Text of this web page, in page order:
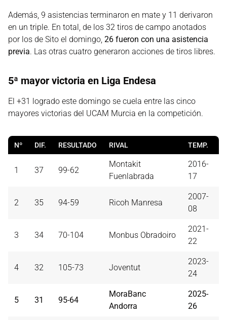
Además, 9 asistencias terminaron en mate y 11 derivaron
en un triple. En total, de los 32 tiros de campo anotados
por los de Sito el domingo, 26 fueron con una asistencia
previa. Las otras cuatro generaron acciones de tiros libres.
5ª mayor victoria en Liga Endesa
El +31 logrado este domingo se cuela entre las cinco
mayores victorias del UCAM Murcia en la competición.
Nº DIF. RESULTADO RIVAL TEMP.
1 37 99-62
Montakit
Fuenlabrada
2016-
17
2 35 94-59 Ricoh Manresa
2007-
08
3 34 70-104 Monbus Obradoiro
2021-
22
4 32 105-73 Joventut
2023-
24
5 31 95-64
MoraBanc
Andorra
2025-
26